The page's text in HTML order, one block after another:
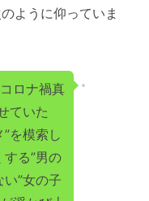
ように仰っていま
ロナ禍真
ていた
を模索し
る”男の
”女の子